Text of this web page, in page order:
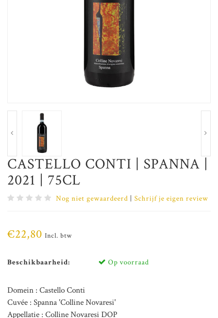
CASTELLO CONTI | SPANNA |
2021 | 75CL
Nog niet gewaardeerd | Schrijf je eigen review
€22,80 Incl. btw
Beschikbaarheid: Op voorraad
Domein : Castello Conti
Cuvée : Spanna 'Colline Novaresi'
Appellatie : Colline Novaresi DOP